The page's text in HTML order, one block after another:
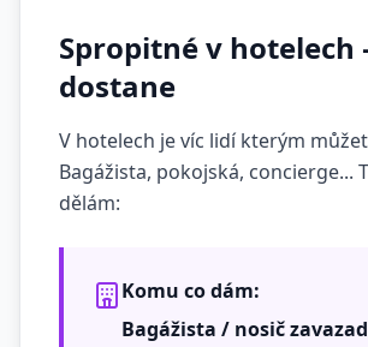
Spropitné v hotelech
dostane
V hotelech je víc lidí kterým
Bagážista, pokojská, concierge...
dělám:
Komu co dám:
Bagážista / nosič